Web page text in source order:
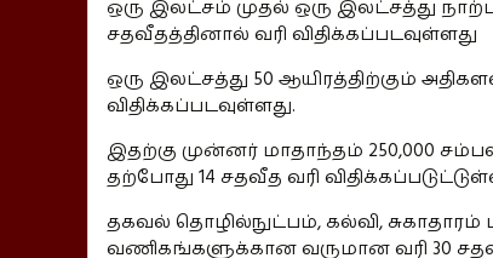
ஒரு இலட்சம் முதல் ஒரு இலட்சத்து
சதவீதத்தினால் வரி விதிக்கப்படவுள்ளது
ஒரு இலட்சத்து 50 ஆயிரத்திற்கும்
விதிக்கப்படவுள்ளது.
இதற்கு முன்னர் மாதாந்தம் 250,000
தற்போது 14 சதவீத வரி
தகவல் தொழில்நுட்பம், கல்வி,
வணிகங்களுக்கான வருமான வரி 30